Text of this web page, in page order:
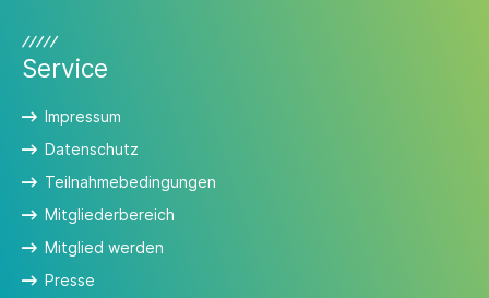
Service
Impressum
Datenschutz
Teilnahmebedingungen
Mitgliederbereich
Mitglied werden
Presse